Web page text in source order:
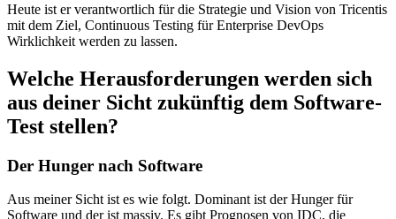
Heute ist er verantwortlich für die Strategie und Vision von Tricentis
mit dem Ziel, Continuous Testing für Enterprise DevOps
Wirklichkeit werden zu lassen.
Welche Herausforderungen werden sich
aus deiner Sicht zukünftig dem Software-
Test stellen?
Der Hunger nach Software
Aus meiner Sicht ist es wie folgt. Dominant ist der Hunger für
Software und der ist massiv. Es gibt Prognosen von IDC, die